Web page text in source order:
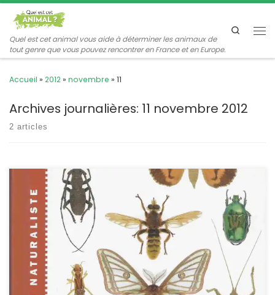
Passer au contenu
Quel est cet animal vous aide à déterminer les animaux de
tout genre que vous pouvez rencontrer en France et en Europe.
Search
Accueil » 2012» novembre » 11
Archives journalières: 11 novembre 2012
2 articles
BELLMANN, 2006 : Insectes et principaux Arachnides, Vigot 440
pages, format 13 x 19,5. L’ouvrage présente près de 1400 espèces
d’insectes et d’arachnides, sous forme de photographies
accompagnées d’un texte de présentation où figurent la taille, les
caractères distinctifs, l’habitat et les particularités des espèces
traitées. L’introduction présente la structure des […]